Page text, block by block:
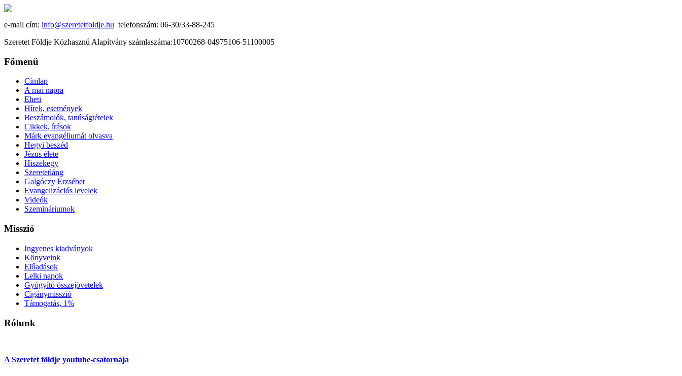
e-mail cím: info@szeretetfoldje.hu telefonszám: 06-30/33-88-245
Szeretet Földje Közhasznú Alapítvány számlaszáma:10700268-04975106-51100005
Főmenü
Címlap
A mai napra
Eheti
Hírek, események
Beszámolók, tanúságtételek
Cikkek, írások
Márk evangéliumát olvasva
Hegyi beszéd
Jézus élete
Hiszekegy
Szeretetláng
Galgóczy Erzsébet
Evangelizációs levelek
Videók
Szemináriumok
Misszió
Ingyenes kiadványok
Könyveink
Előadások
Lelki napok
Gyógyító összejövetelek
Cigánymisszió
Támogatás, 1%
Rólunk
A Szeretet földje youtube-csatornája